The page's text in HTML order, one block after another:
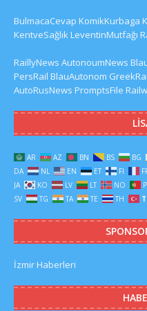
BulmacaCevap KomikKurbaga
KentveSağlık LeventinMutfağı
RaillyNews AutonoumNews
PersRail BlauAutonom
AutoRusNews PromptsFile
AR AZ BN BS BG
DA
NL EN ET FI
JA
KO LV LT NO
SV
TG TA TE TH
İzmir Haberleri